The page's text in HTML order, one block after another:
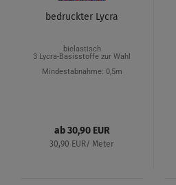
bedruckter Lycra
bielastisch
3 Lycra-Basisstoffe zur Wahl
Mindestabnahme: 0,5m
ab 30,90 EUR
30,90 EUR/ Meter